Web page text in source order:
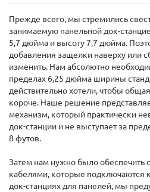
Прежде всего, мы стремились
занимаемую панельной док-
5,7 дюйма и высоту 7,7 дюйма.
добавления защелки наверху или
изменить. Нам абсолютно
пределах 6,25 дюйма ширины
действительно хотели, чтобы
короче. Наше решение
механизм, который практически
док-станции и не выступает за
8 футов.
Затем нам нужно было обеспечить
кабелями, которые подключаются
док-станциях для панелей, мы